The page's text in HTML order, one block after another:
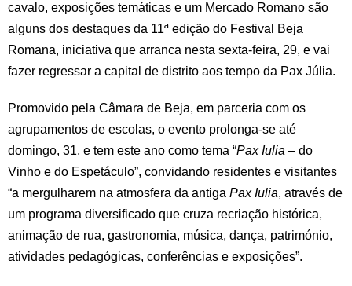
cavalo, exposições temáticas e um Mercado Romano são
alguns dos destaques da 11ª edição do Festival Beja
Romana, iniciativa que arranca nesta sexta-feira, 29, e vai
fazer regressar a capital de distrito aos tempo da Pax Júlia.
Promovido pela Câmara de Beja, em parceria com os
agrupamentos de escolas, o evento prolonga-se até
domingo, 31, e tem este ano como tema “Pax Iulia – do
Vinho e do Espetáculo”, convidando residentes e visitantes
“a mergulharem na atmosfera da antiga Pax Iulia, através de
um programa diversificado que cruza recriação histórica,
animação de rua, gastronomia, música, dança, património,
atividades pedagógicas, conferências e exposições”.